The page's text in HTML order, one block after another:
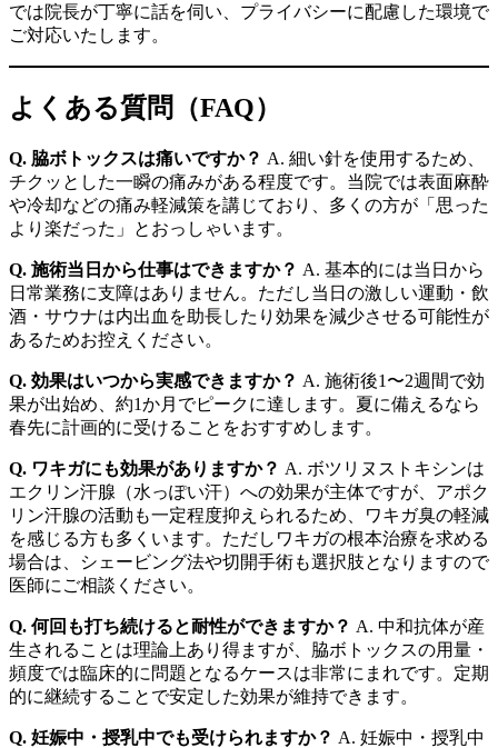
では院長が丁寧に話を伺い、プライバシーに配慮した環境で
ご対応いたします。
よくある質問（FAQ）
Q. 脇ボトックスは痛いですか？ A. 細い針を使用するため、
チクッとした一瞬の痛みがある程度です。当院では表面麻酔
や冷却などの痛み軽減策を講じており、多くの方が「思った
より楽だった」とおっしゃいます。
Q. 施術当日から仕事はできますか？ A. 基本的には当日から
日常業務に支障はありません。ただし当日の激しい運動・飲
酒・サウナは内出血を助長したり効果を減少させる可能性が
あるためお控えください。
Q. 効果はいつから実感できますか？ A. 施術後1〜2週間で効
果が出始め、約1か月でピークに達します。夏に備えるなら
春先に計画的に受けることをおすすめします。
Q. ワキガにも効果がありますか？ A. ボツリヌストキシンは
エクリン汗腺（水っぽい汗）への効果が主体ですが、アポク
リン汗腺の活動も一定程度抑えられるため、ワキガ臭の軽減
を感じる方も多くいます。ただしワキガの根本治療を求める
場合は、シェービング法や切開手術も選択肢となりますので
医師にご相談ください。
Q. 何回も打ち続けると耐性ができますか？ A. 中和抗体が産
生されることは理論上あり得ますが、脇ボトックスの用量・
頻度では臨床的に問題となるケースは非常にまれです。定期
的に継続することで安定した効果が維持できます。
Q. 妊娠中・授乳中でも受けられますか？ A. 妊娠中・授乳中